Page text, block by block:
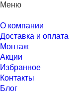
Меню
О компании
Доставка и оплата
Монтаж
Акции
Избранное
Контакты
Блог